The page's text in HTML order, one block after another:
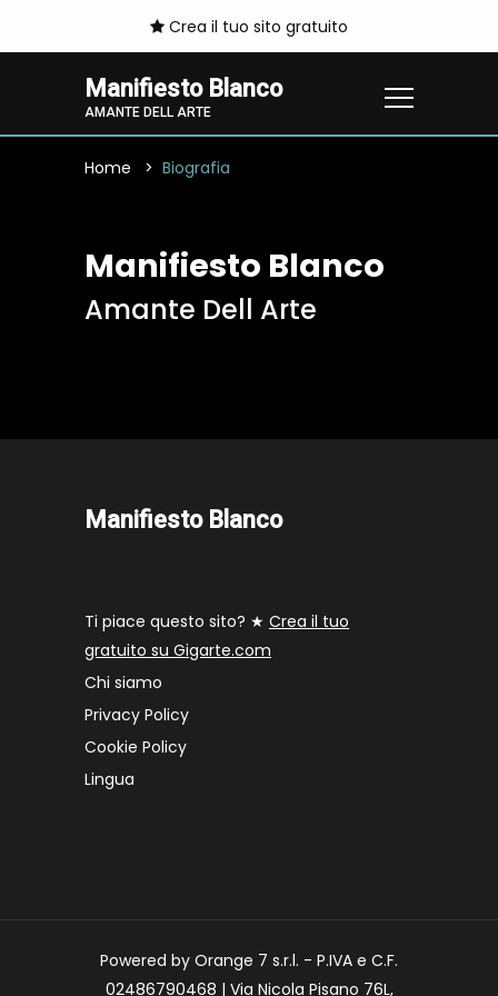
Crea il tuo sito gratuito
Manifiesto Blanco
AMANTE DELL ARTE
Home Biografia
Manifiesto Blanco
Amante Dell Arte
Manifiesto Blanco
Ti piace questo sito? ★ Crea il tuo
gratuito su Gigarte.com
Chi siamo
Privacy Policy
Cookie Policy
Lingua
Powered by Orange 7 s.r.l. - P.IVA e C.F.
02486790468 | Via Nicola Pisano 76L,